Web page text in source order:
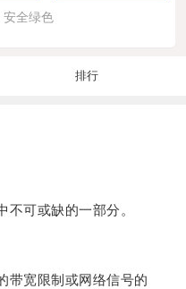
安全绿色
排行
可或缺的一部分。
宽限制或网络信号的